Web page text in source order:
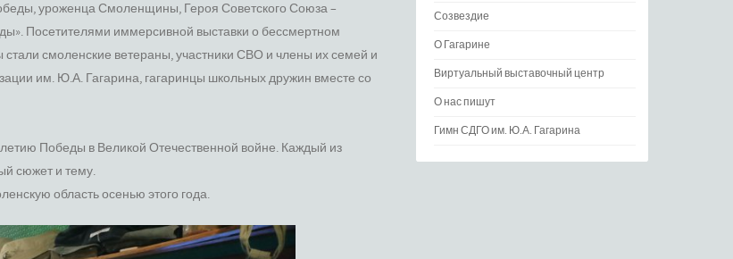
уроженца Смоленщины, Героя Советского Союза –
Посетителями иммерсивной выставки о бессмертном
смоленские ветераны, участники СВО и члены их семей и
им. Ю.А. Гагарина, гагаринцы школьных дружин вместе со
летию Победы в Великой Отечественной войне. Каждый из
сюжет и тему.
область осенью этого года.
Созвездие
О Гагарине
Виртуальный выставочный центр
О нас пишут
Гимн СДГО им. Ю.А. Гагарина